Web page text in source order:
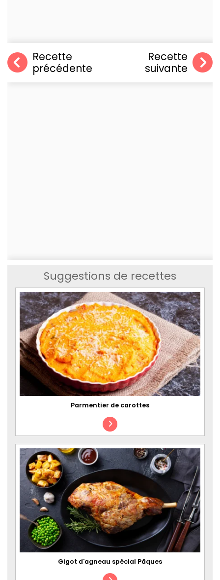
Recette
précédente
Recette
suivante
Suggestions de recettes
Parmentier de carottes
Gigot d'agneau spécial Pâques